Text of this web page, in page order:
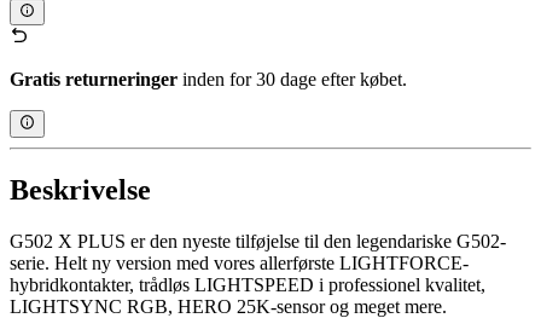
Gratis returneringer inden for 30 dage efter købet.
Beskrivelse
G502 X PLUS er den nyeste tilføjelse til den legendariske G502-
serie. Helt ny version med vores allerførste LIGHTFORCE-
hybridkontakter, trådløs LIGHTSPEED i professionel kvalitet,
LIGHTSYNC RGB, HERO 25K-sensor og meget mere.